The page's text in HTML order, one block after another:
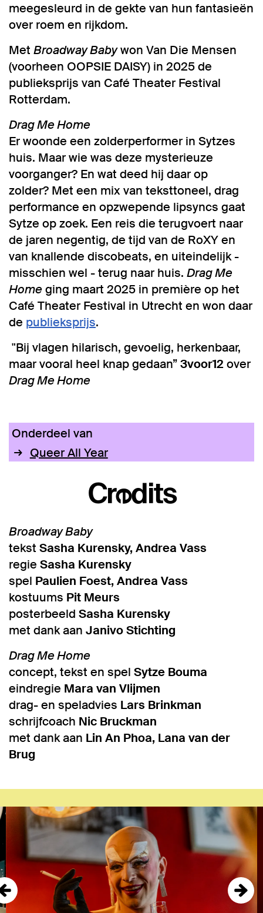
meegesleurd in de gekte van hun fantasieën
over roem en rijkdom.
Met Broadway Babywon Van Die Mensen
(voorheen OOPSIE DAISY) in 2025 de
publieksprijs van Café Theater Festival
Rotterdam.
Drag Me Home
Er woonde een zolderperformer in Sytzes
huis. Maar wie was deze mysterieuze
voorganger? En wat deed hij daar op
zolder? Met een mix van teksttoneel, drag
performance en opzwepende lipsyncs gaat
Sytze op zoek. Een reis die terugvoert naar
de jaren negentig, de tijd van de RoXY en
van knallende discobeats, en uiteindelijk -
misschien wel - terug naar huis. Drag Me
Homeging maart 2025 in première op het
Café Theater Festival in Utrecht en won daar
de publieksprijs.
"Bij vlagen hilarisch, gevoelig, herkenbaar,
maar vooral heel knap gedaan”3voor12over
Drag Me Home
Onderdeel van
Queer All Year
Credits
Broadway Baby
tekst Sasha Kurensky, Andrea Vass
regie Sasha Kurensky
spel Paulien Foest, Andrea Vass
kostuums Pit Meurs
posterbeeld Sasha Kurensky
met dank aan Janivo Stichting
Drag Me Home
concept, tekst en spel Sytze Bouma
eindregie Mara van Vlijmen
drag- en speladvies Lars Brinkman
schrijfcoach Nic Bruckman
met dank aan Lin An Phoa, Lana van der
Brug
Overslaan